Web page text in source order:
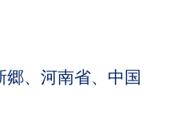
、河南省、中国